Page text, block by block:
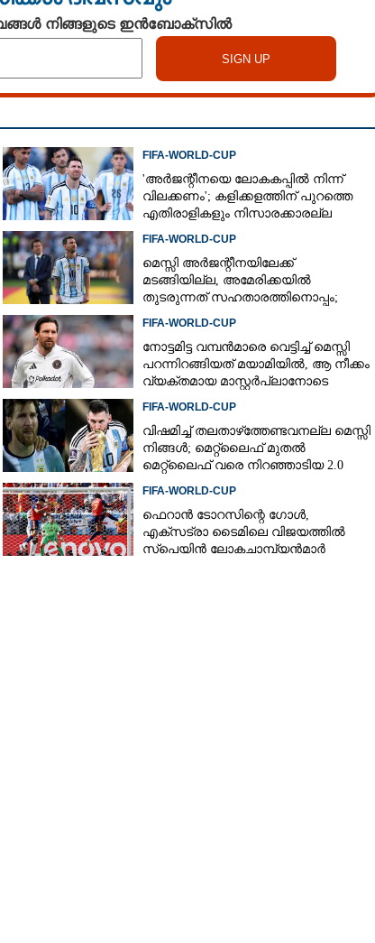
നിങ്ങളുടെ ഇൻബോക്സിൽ
FIFA-WORLD-CUP
'അർജന്റീനയെ ലോകകപ്പിൽ നിന്ന്
വിലക്കണം'; കളിക്കളത്തിന് പുറത്തെ
എതിരാളികളും നിസാരക്കാരല്ല
FIFA-WORLD-CUP
മെസ്സി അര്‍ജന്റീനയിലേക്ക്
മടങ്ങിയില്ല, അമേരിക്കയില്‍
തുടരുന്നത് സഹതാരത്തിനൊപ്പം;
FIFA-WORLD-CUP
നോട്ടമിട്ട വമ്പന്‍മാരെ വെട്ടിച്ച് മെസ്സി
പറന്നിറങ്ങിയത് മയാമിയില്‍, ആ നീക്കം
വ്യക്തമായ മാസ്റ്റര്‍പ്ലാനോടെ
FIFA-WORLD-CUP
വിഷമിച്ച് തലതാഴ്‌ത്തേണ്ടവനല്ല മെസ്സി
നിങ്ങള്‍; മെറ്റ്‌ലൈഫ് മുതല്‍
മെറ്റ്‌ലൈഫ് വരെ നിറഞ്ഞാടിയ 2.0
FIFA-WORLD-CUP
ഫെറാന്‍ ടോറസിന്റെ ഗോള്‍,
എക്‌സട്രാ ടൈമിലെ വിജയത്തില്‍
സ്‌പെയിന്‍ ലോകചാമ്പ്യന്‍മാര്‍
അപൂർവ
Share this link